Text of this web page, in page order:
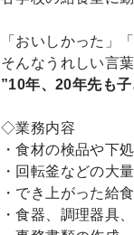
「おいしかった」
そんなうれしい言
”10年、20年先も
◇業務内容
・食材の検品や下
・回転釜などの大
・でき上がった給
・食器、調理器具